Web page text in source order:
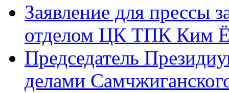
Заявление для прессы
отделом ЦК ТПК Ким
Председатель
делами